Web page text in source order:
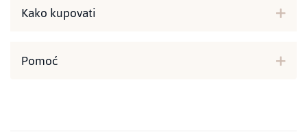
Kako kupovati
Pomoć